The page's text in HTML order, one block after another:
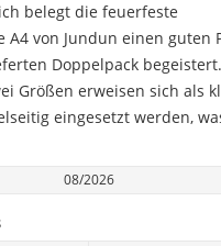
belegt die feuerfeste
A4 von Jundun einen guten
Doppelpack
Größen erweisen sich als
eingesetzt werden,
08/2026